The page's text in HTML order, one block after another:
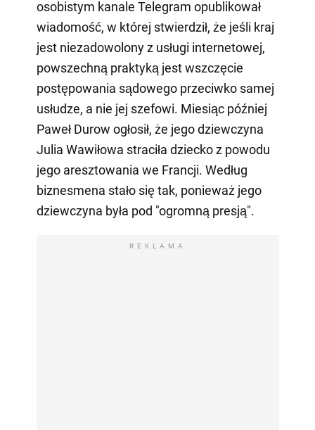
osobistym kanale Telegram opublikował
wiadomość, w której stwierdził, że jeśli kraj
jest niezadowolony z usługi internetowej,
powszechną praktyką jest wszczęcie
postępowania sądowego przeciwko samej
usłudze, a nie jej szefowi. Miesiąc później
Paweł Durow ogłosił, że jego dziewczyna
Julia Wawiłowa straciła dziecko z powodu
jego aresztowania we Francji. Według
biznesmena stało się tak, ponieważ jego
dziewczyna była pod "ogromną presją".
REKLAMA